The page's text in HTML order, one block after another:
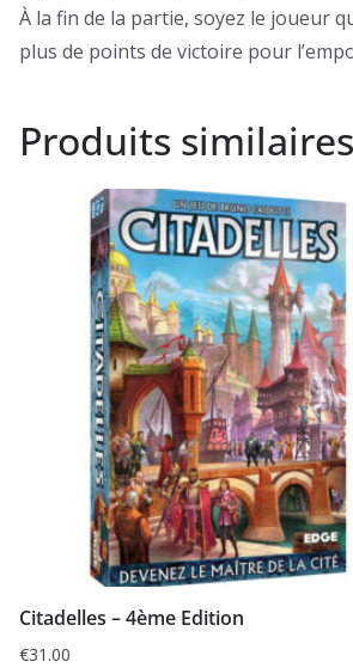
À la fin de la partie, soyez le joueur
plus de points de victoire pour
Produits similaires
Citadelles – 4ème Edition
€31.00